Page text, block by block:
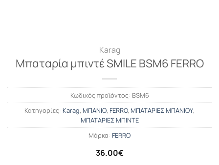
Karag
Μπαταρία μπιντέ SMILE BSM6 FERRO
Κωδικός προϊόντος: BSM6
Κατηγορίες: Karag, ΜΠΑΝΙΟ, FERRO, ΜΠΑΤΑΡΙΕΣ ΜΠΑΝΙΟΥ,
ΜΠΑΤΑΡΙΕΣ ΜΠΙΝΤΕ
Μάρκα: FERRO
36.00€